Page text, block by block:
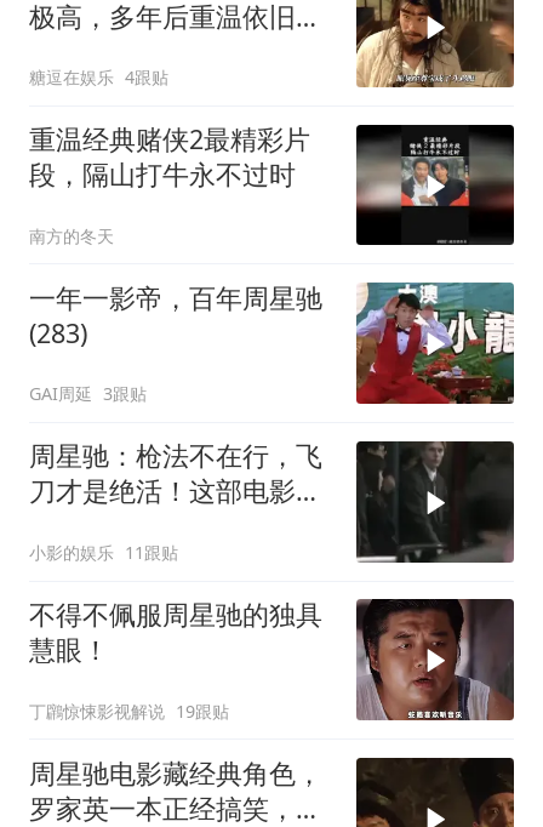
极高，多年后重温依旧动
糖逗在娱乐 4跟贴
重温经典赌侠2最精彩片
段，隔山打牛永不过时
南方的冬天
一年一影帝，百年周星驰
(283)
GAI周延 3跟贴
周星驰：枪法不在行，飞
刀才是绝活！这部电影你
小影的娱乐 11跟贴
不得不佩服周星驰的独具
慧眼！
丁鸊惊悚影视解说 19跟贴
周星驰电影藏经典角色，
罗家英一本正经搞笑，星